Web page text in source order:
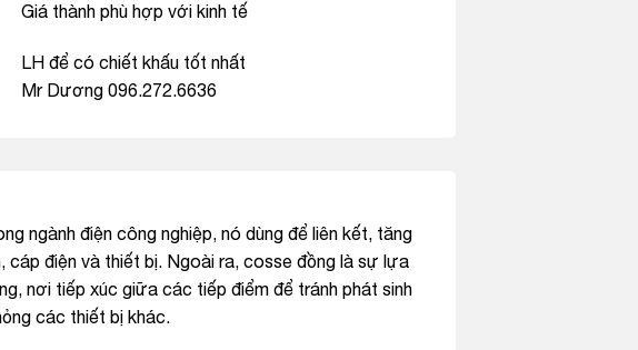
Giá thành phù hợp với kinh tế
LH để có chiết khấu tốt nhất
Mr Dương 096.272.6636
ngành điện công nghiệp, nó dùng để liên kết, tăng
cáp điện và thiết bị. Ngoài ra, cosse đồng là sự lựa
nơi tiếp xúc giữa các tiếp điểm để tránh phát sinh
các thiết bị khác.